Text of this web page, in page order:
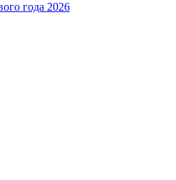
года 2026